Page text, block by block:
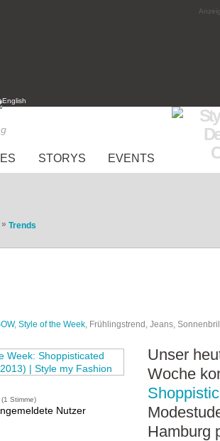
STORYS EVENTS
» Trends
, Style of the Week, Frühlingstrend, Jeans,
(1 Stimme)
Unser
Woche
Hamburg